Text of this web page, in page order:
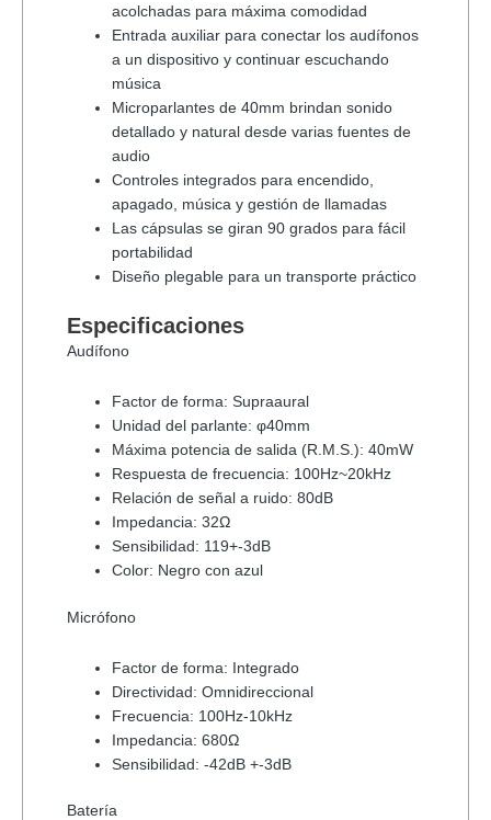
acolchadas para máxima comodidad
Entrada auxiliar para conectar los audífonos
a un dispositivo y continuar escuchando
música
Microparlantes de 40mm brindan sonido
detallado y natural desde varias fuentes de
audio
Controles integrados para encendido,
apagado, música y gestión de llamadas
Las cápsulas se giran 90 grados para fácil
portabilidad
Diseño plegable para un transporte práctico
Especificaciones
Audífono
Factor de forma: Supraaural
Unidad del parlante: φ40mm
Máxima potencia de salida (R.M.S.): 40mW
Respuesta de frecuencia: 100Hz~20kHz
Relación de señal a ruido: 80dB
Impedancia: 32Ω
Sensibilidad: 119+-3dB
Color: Negro con azul
Micrófono
Factor de forma: Integrado
Directividad: Omnidireccional
Frecuencia: 100Hz-10kHz
Impedancia: 680Ω
Sensibilidad: -42dB +-3dB
Batería